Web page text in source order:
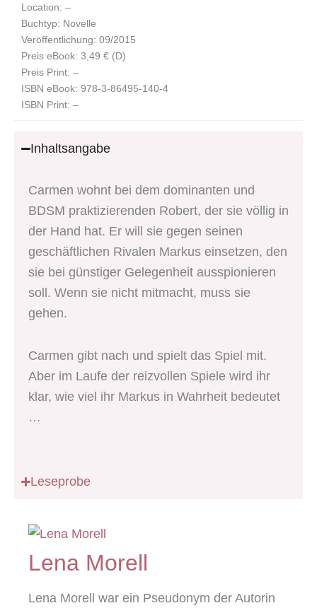
Location: –
Buchtyp: Novelle
Veröffentlichung: 09/2015
Preis eBook: 3,49 € (D)
Preis Print: –
ISBN eBook: 978-3-86495-140-4
ISBN Print: –
Inhaltsangabe
Carmen wohnt bei dem dominanten und
BDSM praktizierenden Robert, der sie völlig in
der Hand hat. Er will sie gegen seinen
geschäftlichen Rivalen Markus einsetzen, den
sie bei günstiger Gelegenheit ausspionieren
soll. Wenn sie nicht mitmacht, muss sie
gehen.
Carmen gibt nach und spielt das Spiel mit.
Aber im Laufe der reizvollen Spiele wird ihr
klar, wie viel ihr Markus in Wahrheit bedeutet
…
Leseprobe
Lena Morell
Lena Morell war ein Pseudonym der Autorin